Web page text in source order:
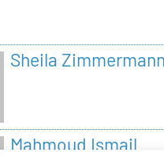
Sheila Zimmermann
Mahmoud Ismail